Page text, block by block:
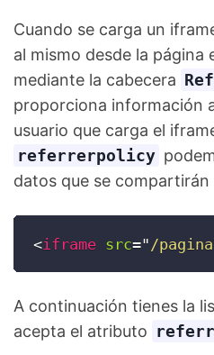
Cuando se carga un
al mismo desde la página
mediante la cabecera
proporciona información
usuario que carga el
referrerpolicy
datos que se
<iframe src=" /pagina
A continuación tienes la
acepta el atributo